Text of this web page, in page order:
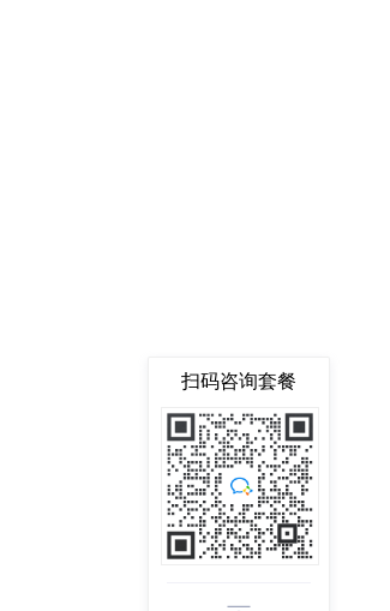
扫码咨询套餐